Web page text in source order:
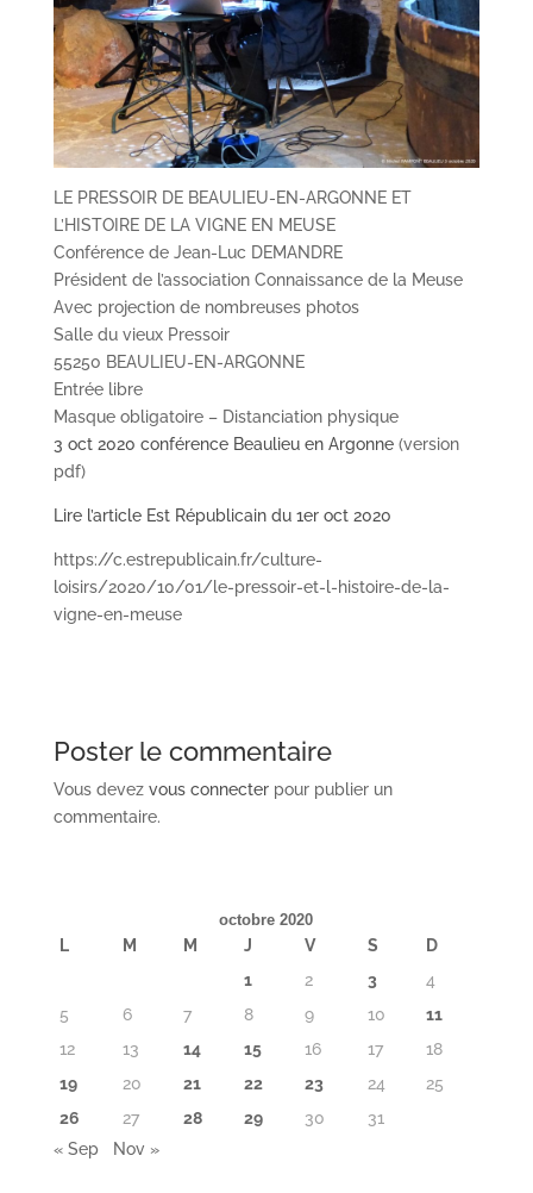
LE PRESSOIR DE BEAULIEU-EN-ARGONNE ET
L’HISTOIRE DE LA VIGNE EN MEUSE
Conférence de Jean-Luc DEMANDRE
Président de l’association Connaissance de la Meuse
Avec projection de nombreuses photos
Salle du vieux Pressoir
55250 BEAULIEU-EN-ARGONNE
Entrée libre
Masque obligatoire – Distanciation physique
3 oct 2020 conférence Beaulieu en Argonne(version
pdf)
Lire l’article Est Républicain du 1er oct 2020
https://c.estrepublicain.fr/culture-
loisirs/2020/10/01/le-pressoir-et-l-histoire-de-la-
vigne-en-meuse
Poster le commentaire
Vous devez vous connecterpour publier un
commentaire.
octobre 2020
L M M J V S
D
1
2 3
4
5
6 7 8 9 10
11
12
13 14 15 16 17
18
19
20 21 22 23 24
25
26
27 28 29 30
31
« Sep
Nov »